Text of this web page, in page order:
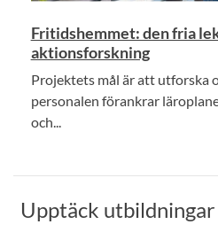
Fritidshemmet: den fria
aktionsforskning
Projektets mål är att utforska
personalen förankrar
och...
Upptäck utbildningar